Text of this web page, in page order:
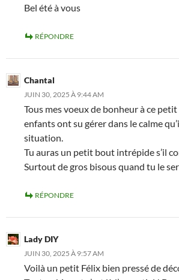
Bel été à vous
RÉPONDRE
Chantal
JUIN 30, 2025 À 9:44 AM
Tous mes voeux de bonheur à ce
enfants ont su gérer dans le calme
situation.
Tu auras un petit bout intrépide s’il
Surtout de gros bisous quand tu le
RÉPONDRE
Lady DIY
JUIN 30, 2025 À 9:57 AM
Voilà un petit Félix bien pressé de